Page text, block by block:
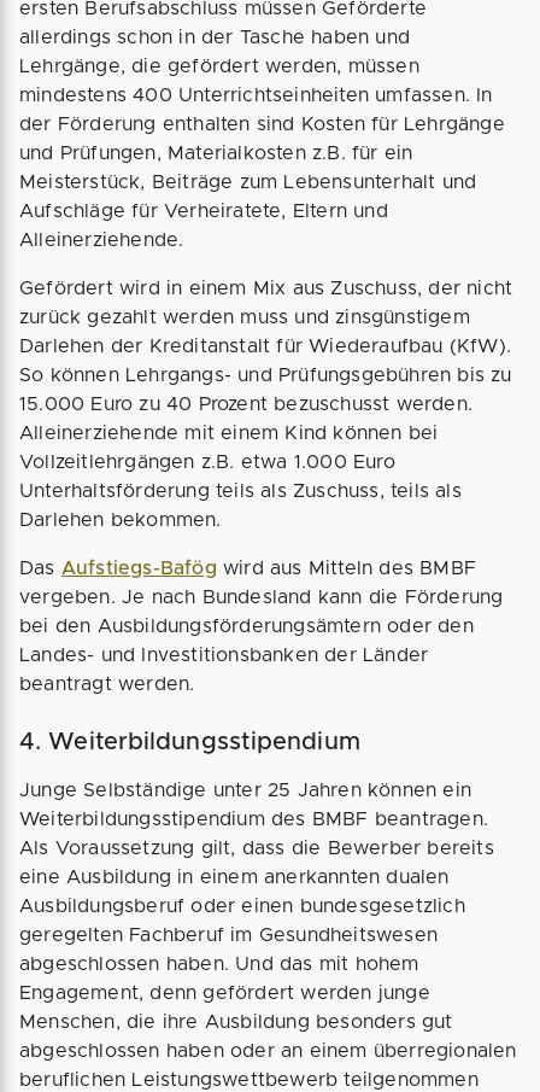
ersten Berufsabschluss müssen Geförderte
allerdings schon in der Tasche haben und
Lehrgänge, die gefördert werden, müssen
mindestens 400 Unterrichtseinheiten umfassen. In
der Förderung enthalten sind Kosten für Lehrgänge
und Prüfungen, Materialkosten z.B. für ein
Meisterstück, Beiträge zum Lebensunterhalt und
Aufschläge für Verheiratete, Eltern und
Alleinerziehende.
Gefördert wird in einem Mix aus Zuschuss, der nicht
zurück gezahlt werden muss und zinsgünstigem
Darlehen der Kreditanstalt für Wiederaufbau (KfW).
So können Lehrgangs- und Prüfungsgebühren bis zu
15.000 Euro zu 40 Prozent bezuschusst werden.
Alleinerziehende mit einem Kind können bei
Vollzeitlehrgängen z.B. etwa 1.000 Euro
Unterhaltsförderung teils als Zuschuss, teils als
Darlehen bekommen.
Das Aufstiegs-Bafög wird aus Mitteln des BMBF
vergeben. Je nach Bundesland kann die Förderung
bei den Ausbildungsförderungsämtern oder den
Landes- und Investitionsbanken der Länder
beantragt werden.
4. Weiterbildungsstipendium
Junge Selbständige unter 25 Jahren können ein
Weiterbildungsstipendium des BMBF beantragen.
Als Voraussetzung gilt, dass die Bewerber bereits
eine Ausbildung in einem anerkannten dualen
Ausbildungsberuf oder einen bundesgesetzlich
geregelten Fachberuf im Gesundheitswesen
abgeschlossen haben. Und das mit hohem
Engagement, denn gefördert werden junge
Menschen, die ihre Ausbildung besonders gut
abgeschlossen haben oder an einem überregionalen
beruflichen Leistungswettbewerb teilgenommen